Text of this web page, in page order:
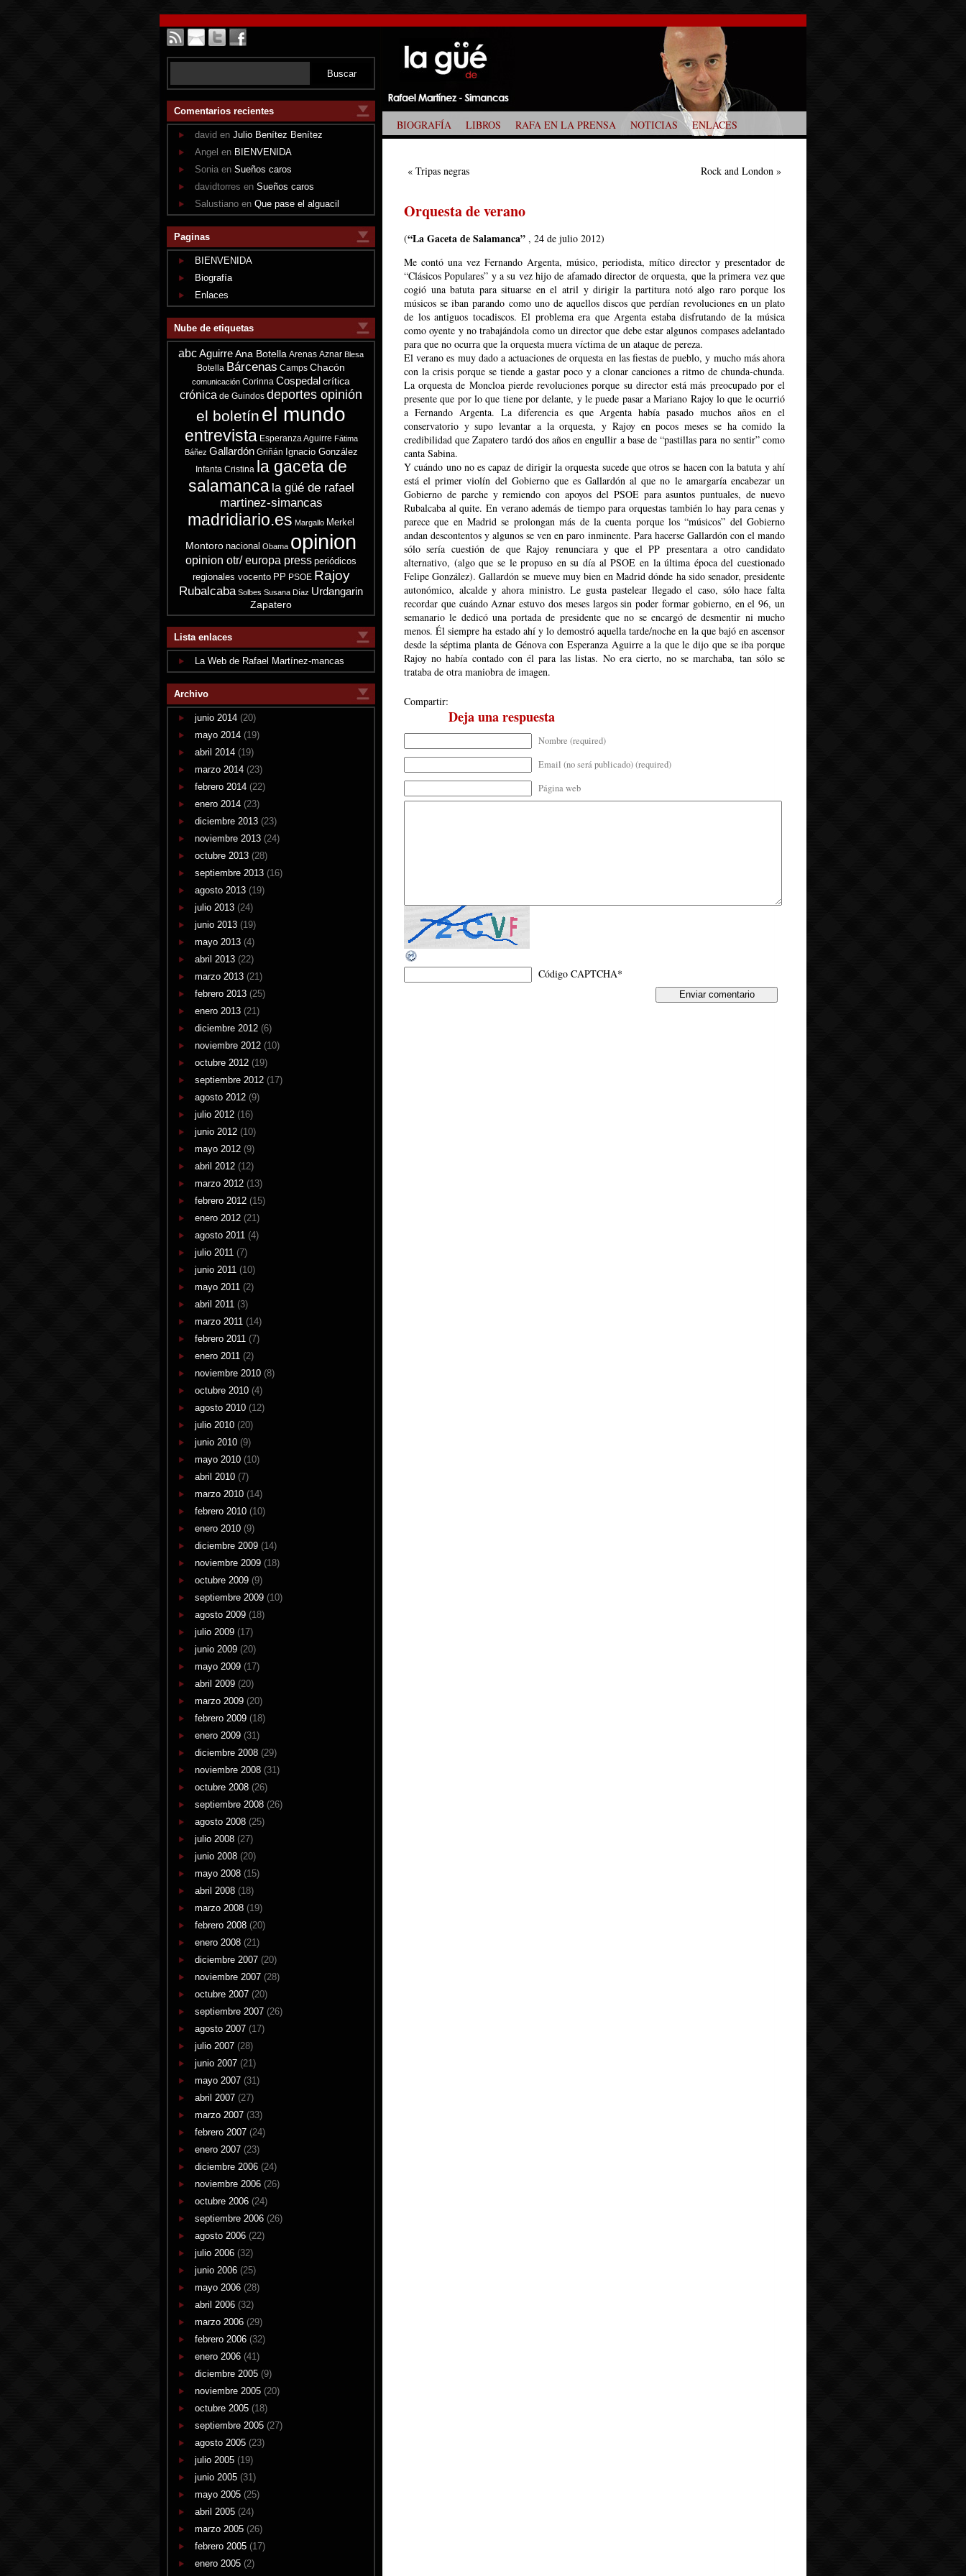
Comentarios recientes
david en Julio Benítez Benítez
Angel en BIENVENIDA
Sonia en Sueños caros
davidtorres en Sueños caros
Salustiano en Que pase el alguacil
Paginas
BIENVENIDA
Biografía
Enlaces
Nube de etiquetas
abcAguirre Ana Botella Arenas Aznar Blesa
Botella Bárcenas Camps Chacón
comunicación Corinna Cospedal crítica
crónica de Guindos deportes opinión
el boletín el mundo
entrevista Esperanza Aguirre Fátima
Báñez Gallardón Griñán Ignacio González
Infanta Cristina la gaceta de
salamanca la güé de rafael
martinez-simancas
madridiario.es Margallo Merkel
Montoro nacional Obama opinion
opinion otr/ europa press periódicos
regionales vocento PP PSOE Rajoy
Rubalcaba Solbes Susana Díaz Urdangarin
Zapatero
Lista enlaces
La Web de Rafael Martínez-mancas
Archivo
junio 2014 (20)
mayo 2014 (19)
abril 2014 (19)
marzo 2014 (23)
febrero 2014 (22)
enero 2014 (23)
diciembre 2013 (23)
noviembre 2013 (24)
octubre 2013 (28)
septiembre 2013 (16)
agosto 2013 (19)
julio 2013 (24)
junio 2013 (19)
mayo 2013 (4)
abril 2013 (22)
marzo 2013 (21)
febrero 2013 (25)
enero 2013 (21)
diciembre 2012 (6)
noviembre 2012 (10)
octubre 2012 (19)
septiembre 2012 (17)
agosto 2012 (9)
julio 2012 (16)
junio 2012 (10)
mayo 2012 (9)
abril 2012 (12)
marzo 2012 (13)
febrero 2012 (15)
enero 2012 (21)
agosto 2011 (4)
julio 2011 (7)
junio 2011 (10)
mayo 2011 (2)
abril 2011 (3)
marzo 2011 (14)
febrero 2011 (7)
enero 2011 (2)
noviembre 2010 (8)
octubre 2010 (4)
agosto 2010 (12)
julio 2010 (20)
junio 2010 (9)
mayo 2010 (10)
abril 2010 (7)
marzo 2010 (14)
febrero 2010 (10)
enero 2010 (9)
diciembre 2009 (14)
noviembre 2009 (18)
octubre 2009 (9)
septiembre 2009 (10)
agosto 2009 (18)
julio 2009 (17)
junio 2009 (20)
mayo 2009 (17)
abril 2009 (20)
marzo 2009 (20)
febrero 2009 (18)
enero 2009 (31)
diciembre 2008 (29)
noviembre 2008 (31)
octubre 2008 (26)
septiembre 2008 (26)
agosto 2008 (25)
julio 2008 (27)
junio 2008 (20)
mayo 2008 (15)
abril 2008 (18)
marzo 2008 (19)
febrero 2008 (20)
enero 2008 (21)
diciembre 2007 (20)
noviembre 2007 (28)
octubre 2007 (20)
septiembre 2007 (26)
agosto 2007 (17)
julio 2007 (28)
junio 2007 (21)
mayo 2007 (31)
abril 2007 (27)
marzo 2007 (33)
febrero 2007 (24)
enero 2007 (23)
diciembre 2006 (24)
noviembre 2006 (26)
octubre 2006 (24)
septiembre 2006 (26)
agosto 2006 (22)
julio 2006 (32)
junio 2006 (25)
mayo 2006 (28)
abril 2006 (32)
marzo 2006 (29)
febrero 2006 (32)
enero 2006 (41)
diciembre 2005 (9)
noviembre 2005 (20)
octubre 2005 (18)
septiembre 2005 (27)
agosto 2005 (23)
julio 2005 (19)
junio 2005 (31)
mayo 2005 (25)
abril 2005 (24)
marzo 2005 (26)
febrero 2005 (17)
enero 2005 (2)
BIOGRAFÍA LIBROS RAFA EN LA PRENSA NOTICIAS ENLACES
« Tripas negras Rock and London »
Orquesta de verano
(“La Gaceta de Salamanca” , 24 de julio 2012)
Me contó una vez Fernando Argenta, músico, periodista, mítico director y presentador de
“Clásicos Populares” y a su vez hijo de afamado director de orquesta, que la primera vez que
cogió una batuta para situarse en el atril y dirigir la partitura notó algo raro porque los
músicos se iban parando como uno de aquellos discos que perdían revoluciones en un plato
de los antiguos tocadiscos. El problema era que Argenta estaba disfrutando de la música
como oyente y no trabajándola como un director que debe estar algunos compases adelantado
para que no ocurra que la orquesta muera víctima de un ataque de pereza.
El verano es muy dado a actuaciones de orquesta en las fiestas de pueblo, y mucho más ahora
con la crisis porque se tiende a gastar poco y a clonar canciones a ritmo de chunda-chunda.
La orquesta de Moncloa pierde revoluciones porque su director está más preocupado por el
presente que por lo que tiene por delante, y le puede pasar a Mariano Rajoy lo que le ocurrió
a Fernando Argenta. La diferencia es que Argenta había pasado muchos años en el
conservatorio y supo levantar a la orquesta, y Rajoy en pocos meses se ha comido la
credibilidad que Zapatero tardó dos años en engullir a base de “pastillas para no sentir” como
canta Sabina.
Y cuándo uno no es capaz de dirigir la orquesta sucede que otros se hacen con la batuta y ahí
está el primer violín del Gobierno que es Gallardón al que no le amargaría encabezar un
Gobierno de parche y remiendo con apoyos del PSOE para asuntos puntuales, de nuevo
Rubalcaba al quite. En verano además de tiempo para orquestas también lo hay para cenas y
parece que en Madrid se prolongan más de la cuenta porque los “músicos” del Gobierno
andan descontentos y algunos se ven en paro inminente. Para hacerse Gallardón con el mando
sólo sería cuestión de que Rajoy renunciara y que el PP presentara a otro candidato
alternativo, (algo que se le propuso en su día al PSOE en la última época del cuestionado
Felipe González). Gallardón se mueve muy bien en Madrid dónde ha sido senador, presidente
autonómico, alcalde y ahora ministro. Le gusta pastelear llegado el caso, sólo hace falta
recordar que cuándo Aznar estuvo dos meses largos sin poder formar gobierno, en el 96, un
semanario le dedicó una portada de presidente que no se encargó de desmentir ni mucho
menos. Él siempre ha estado ahí y lo demostró aquella tarde/noche en la que bajó en ascensor
desde la séptima planta de Génova con Esperanza Aguirre a la que le dijo que se iba porque
Rajoy no había contado con él para las listas. No era cierto, no se marchaba, tan sólo se
trataba de otra maniobra de imagen.
Compartir:
Deja una respuesta
Nombre (required)
Email (no será publicado) (required)
Página web
Código CAPTCHA*